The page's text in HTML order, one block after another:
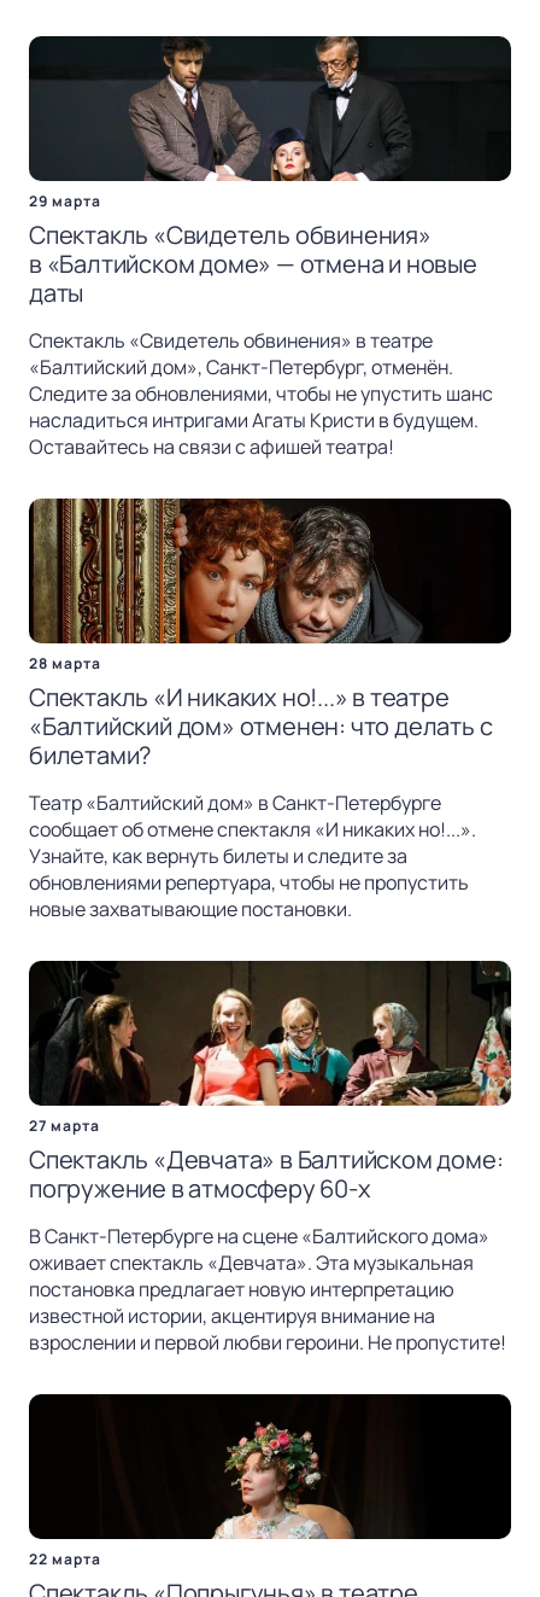
29 марта
Спектакль «Свидетель обвинения»
в «Балтийском доме» — отмена и новые
даты
Спектакль «Свидетель обвинения» в театре
«Балтийский дом», Санкт-Петербург, отменён.
Следите за обновлениями, чтобы не упустить шанс
насладиться интригами Агаты Кристи в будущем.
Оставайтесь на связи с афишей театра!
28 марта
Спектакль «И никаких но!...» в театре
«Балтийский дом» отменен: что делать с
билетами?
Театр «Балтийский дом» в Санкт-Петербурге
сообщает об отмене спектакля «И никаких но!...».
Узнайте, как вернуть билеты и следите за
обновлениями репертуара, чтобы не пропустить
новые захватывающие постановки.
27 марта
Спектакль «Девчата» в Балтийском доме:
погружение в атмосферу 60-х
В Санкт-Петербурге на сцене «Балтийского дома»
оживает спектакль «Девчата». Эта музыкальная
постановка предлагает новую интерпретацию
известной истории, акцентируя внимание на
взрослении и первой любви героини. Не пропустите!
22 марта